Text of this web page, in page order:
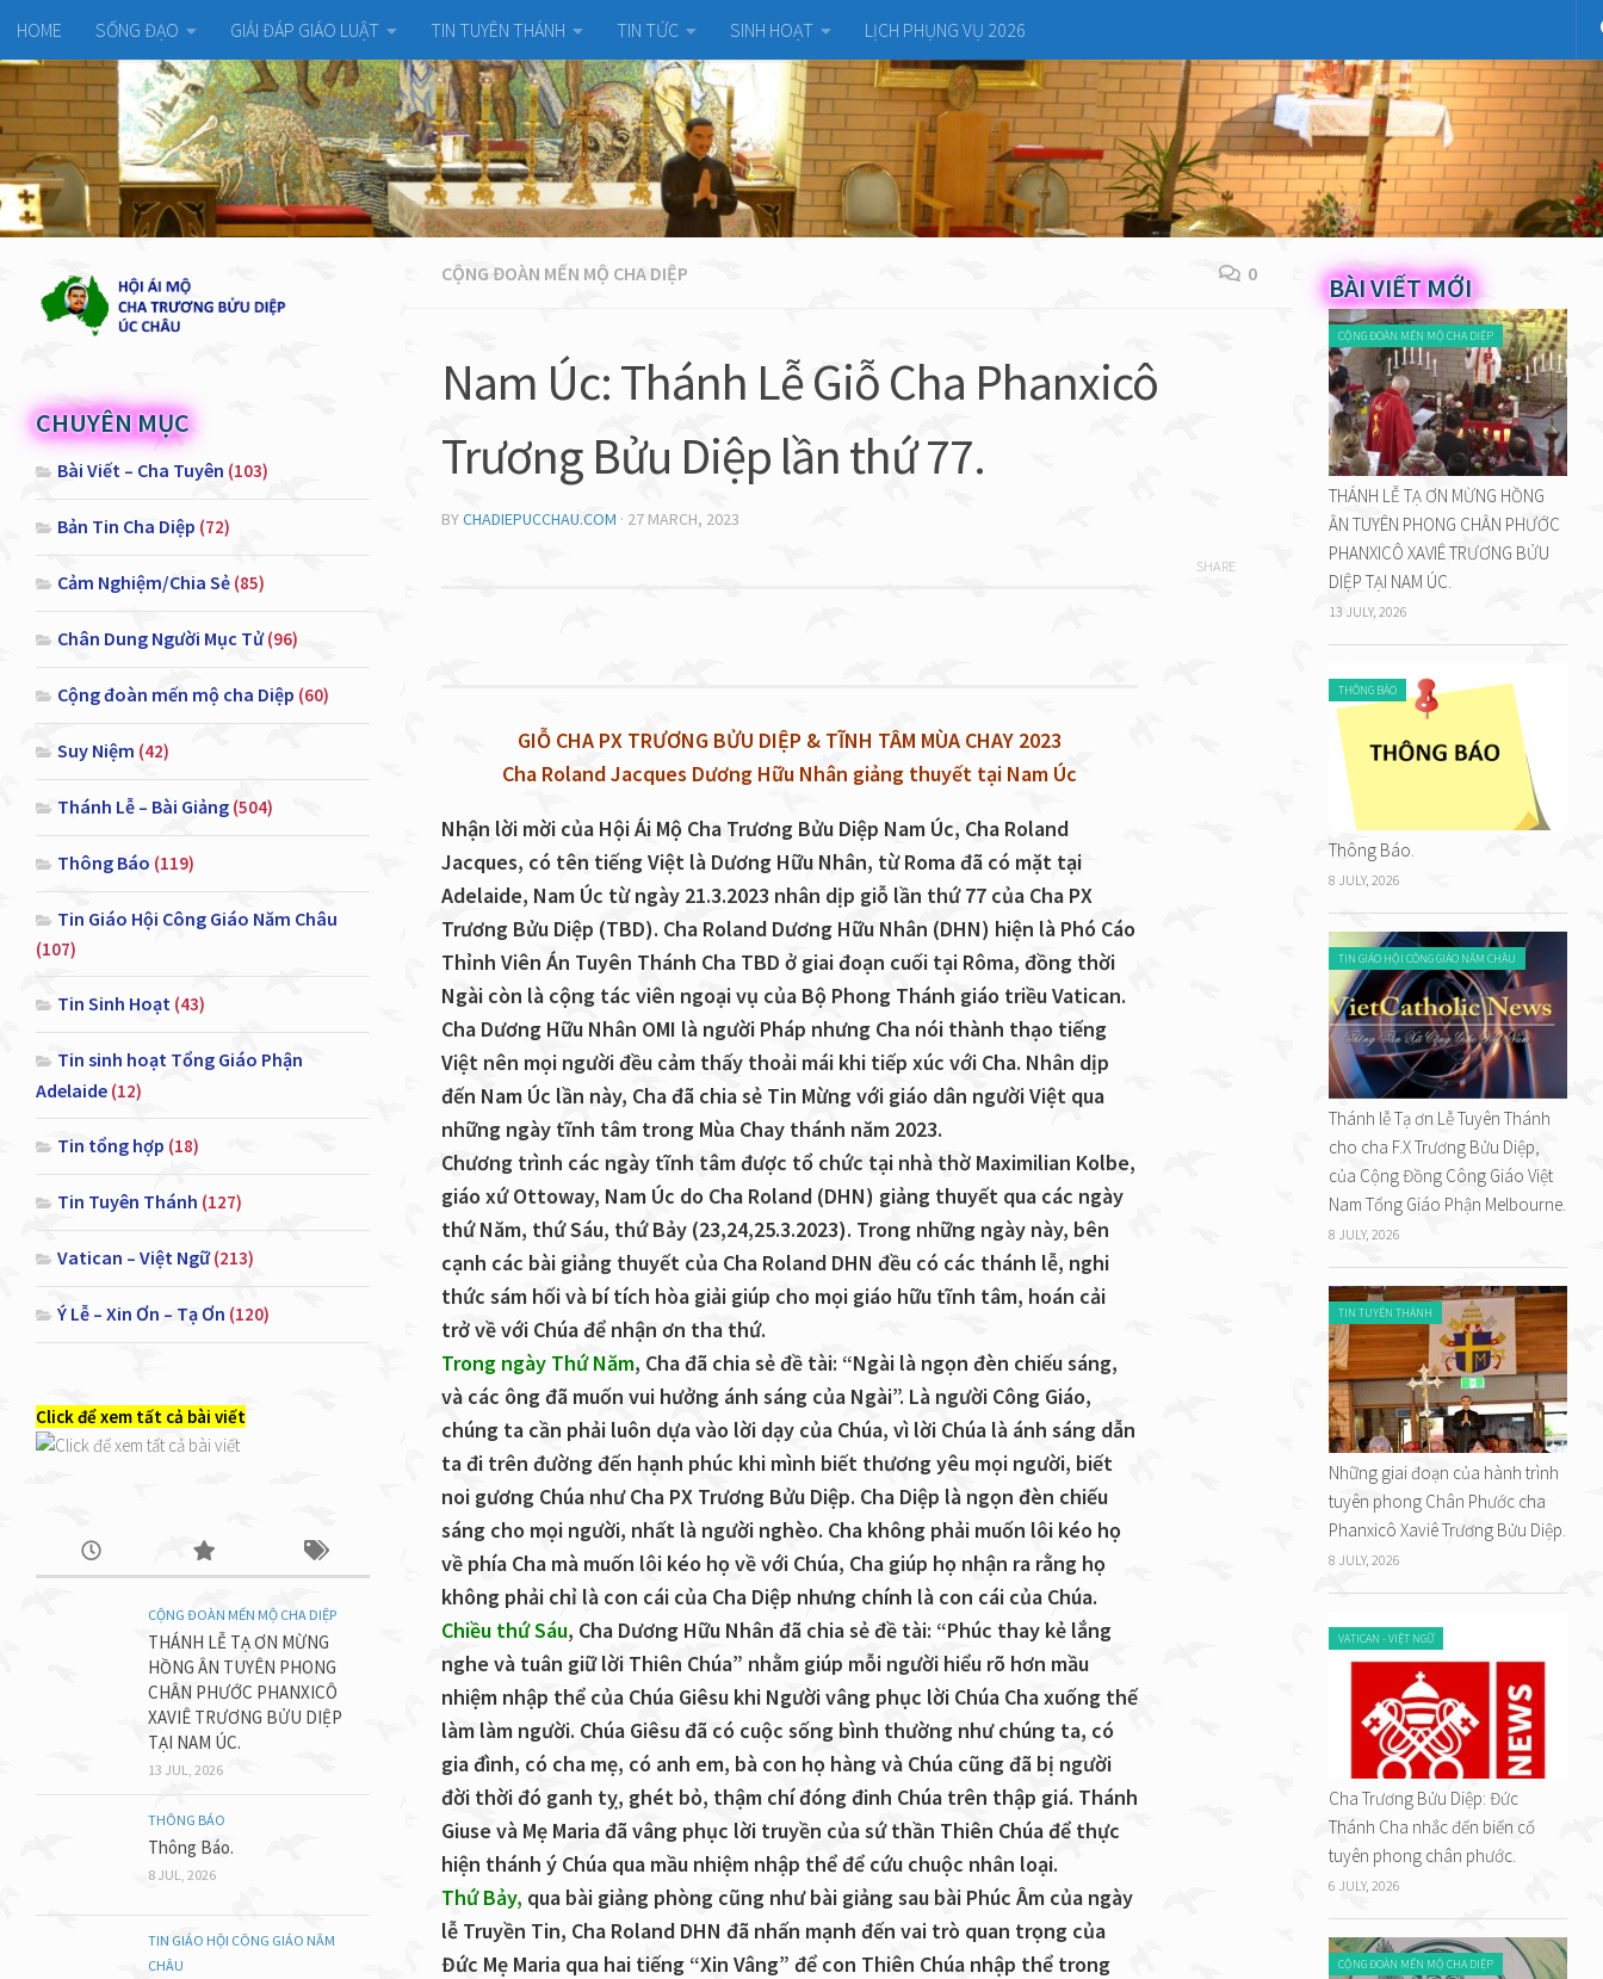
HOME SỐNG ĐẠO GIẢI ĐÁP GIÁO LUẬT TIN TUYÊN THÁNH TIN TỨC SINH HOẠT LỊCH PHỤNG VỤ 2026
CỘNG ĐOÀN MẾN MỘ CHA DIỆP 0
Nam Úc: Thánh Lễ Giỗ Cha Phanxicô
Trương Bửu Diệp lần thứ 77.
BYCHADIEPUCCHAU.COM · 27 MARCH, 2023
GIỖ CHA PX TRƯƠNG BỬU DIỆP & TĨNH TÂM MÙA CHAY 2023
Cha Roland Jacques Dương Hữu Nhân giảng thuyết tại Nam Úc
Nhận lời mời của Hội Ái Mộ Cha Trương Bửu Diệp Nam Úc, Cha Roland
Jacques, có tên tiếng Việt là Dương Hữu Nhân, từ Roma đã có mặt tại
Adelaide, Nam Úc từ ngày 21.3.2023 nhân dịp giỗ lần thứ 77 của Cha PX
Trương Bửu Diệp (TBD). Cha Roland Dương Hữu Nhân (DHN) hiện là Phó Cáo
Thỉnh Viên Án Tuyên Thánh Cha TBD ở giai đoạn cuối tại Rôma, đồng thời
Ngài còn là cộng tác viên ngoại vụ của Bộ Phong Thánh giáo triều Vatican.
Cha Dương Hữu Nhân OMI là người Pháp nhưng Cha nói thành thạo tiếng
Việt nên mọi người đều cảm thấy thoải mái khi tiếp xúc với Cha. Nhân dịp
đến Nam Úc lần này, Cha đã chia sẻ Tin Mừng với giáo dân người Việt qua
những ngày tĩnh tâm trong Mùa Chay thánh năm 2023.
Chương trình các ngày tĩnh tâm được tổ chức tại nhà thờ Maximilian Kolbe,
giáo xứ Ottoway, Nam Úc do Cha Roland (DHN) giảng thuyết qua các ngày
thứ Năm, thứ Sáu, thứ Bảy (23,24,25.3.2023). Trong những ngày này, bên
cạnh các bài giảng thuyết của Cha Roland DHN đều có các thánh lễ, nghi
thức sám hối và bí tích hòa giải giúp cho mọi giáo hữu tĩnh tâm, hoán cải
trở về với Chúa để nhận ơn tha thứ.
Trong ngày Thứ Năm, Cha đã chia sẻ đề tài: “Ngài là ngọn đèn chiếu sáng,
và các ông đã muốn vui hưởng ánh sáng của Ngài”. Là người Công Giáo,
chúng ta cần phải luôn dựa vào lời dạy của Chúa, vì lời Chúa là ánh sáng dẫn
ta đi trên đường đến hạnh phúc khi mình biết thương yêu mọi người, biết
noi gương Chúa như Cha PX Trương Bửu Diệp. Cha Diệp là ngọn đèn chiếu
sáng cho mọi người, nhất là người nghèo. Cha không phải muốn lôi kéo họ
về phía Cha mà muốn lôi kéo họ về với Chúa, Cha giúp họ nhận ra rằng họ
không phải chỉ là con cái của Cha Diệp nhưng chính là con cái của Chúa.
Chiều thứ Sáu, Cha Dương Hữu Nhân đã chia sẻ đề tài: “Phúc thay kẻ lắng
nghe và tuân giữ lời Thiên Chúa” nhằm giúp mỗi người hiểu rõ hơn mầu
nhiệm nhập thể của Chúa Giêsu khi Người vâng phục lời Chúa Cha xuống thế
làm làm người. Chúa Giêsu đã có cuộc sống bình thường như chúng ta, có
gia đình, có cha mẹ, có anh em, bà con họ hàng và Chúa cũng đã bị người
đời thời đó ganh tỵ, ghét bỏ, thậm chí đóng đinh Chúa trên thập giá. Thánh
Giuse và Mẹ Maria đã vâng phục lời truyền của sứ thần Thiên Chúa để thực
hiện thánh ý Chúa qua mầu nhiệm nhập thể để cứu chuộc nhân loại.
Thứ Bảy, qua bài giảng phòng cũng như bài giảng sau bài Phúc Âm của ngày
lễ Truyền Tin, Cha Roland DHN đã nhấn mạnh đến vai trò quan trọng của
Đức Mẹ Maria qua hai tiếng “Xin Vâng” để con Thiên Chúa nhập thể trong
SHARE
CHUYÊN MỤC
Bài Viết – Cha Tuyên (103)
Bản Tin Cha Diệp (72)
Cảm Nghiệm/Chia Sẻ (85)
Chân Dung Người Mục Tử(96)
Cộng đoàn mến mộ cha Diệp (60)
Suy Niệm (42)
Thánh Lễ – Bài Giảng (504)
Thông Báo (119)
Tin Giáo Hội Công Giáo Năm Châu
(107)
Tin Sinh Hoạt (43)
Tin sinh hoạt Tổng Giáo Phận
Adelaide (12)
Tin tổng hợp (18)
Tin Tuyên Thánh (127)
Vatican – Việt Ngữ(213)
Ý Lễ – Xin Ơn – Tạ Ơn (120)
Click để xem tất cả bài viết
CỘNG ĐOÀN MẾN MỘ CHA DIỆP
THÁNH LỄ TẠ ƠN MỪNG
HỒNG ÂN TUYÊN PHONG
CHÂN PHƯỚC PHANXICÔ
XAVIÊ TRƯƠNG BỬU DIỆP
TẠI NAM ÚC.
13 JUL, 2026
THÔNG BÁO
Thông Báo.
8 JUL, 2026
TIN GIÁO HỘI CÔNG GIÁO NĂM
CHÂU
BÀI VIẾT MỚI
CỘNG ĐOÀN MẾN MỘ CHA DIỆP
THÁNH LỄ TẠ ƠN MỪNG HỒNG
ÂN TUYÊN PHONG CHÂN PHƯỚC
PHANXICÔ XAVIÊ TRƯƠNG BỬU
DIỆP TẠI NAM ÚC.
13 JULY, 2026
THÔNG BÁO
Thông Báo.
8 JULY, 2026
TIN GIÁO HỘI CÔNG GIÁO NĂM CHÂU
Thánh lễ Tạ ơn Lễ Tuyên Thánh
cho cha F.X Trương Bửu Diệp,
của Cộng Đồng Công Giáo Việt
Nam Tổng Giáo Phận Melbourne.
8 JULY, 2026
TIN TUYÊN THÁNH
Những giai đoạn của hành trình
tuyên phong Chân Phước cha
Phanxicô Xaviê Trương Bửu Diệp.
8 JULY, 2026
VATICAN - VIỆT NGỮ
Cha Trương Bửu Diệp: Đức
Thánh Cha nhắc đến biến cố
tuyên phong chân phước.
6 JULY, 2026
CỘNG ĐOÀN MẾN MỘ CHA DIỆP